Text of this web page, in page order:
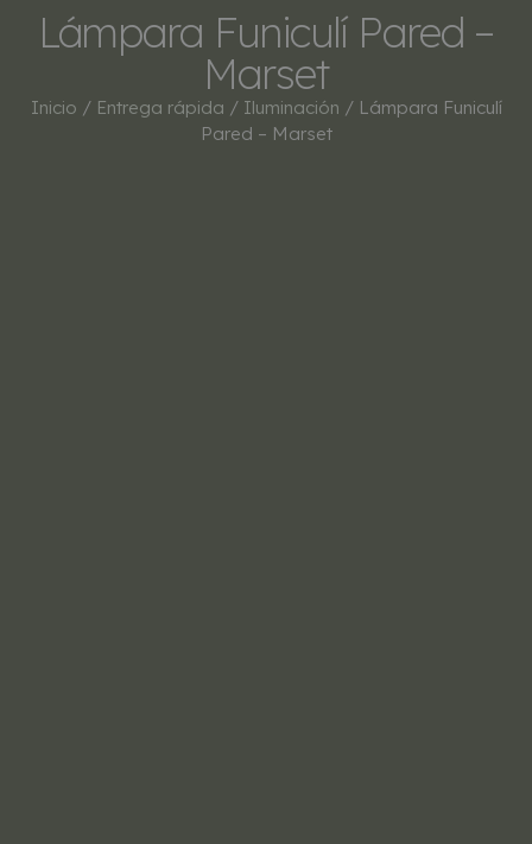
Lámpara Funiculí Pared –
Marset
Inicio / Entrega rápida / Iluminación / Lámpara Funiculí
Pared – Marset